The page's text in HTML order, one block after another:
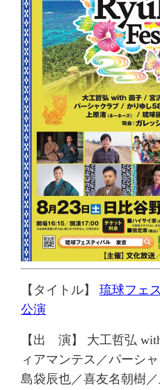
【タイトル】 琉球フェ
公演
【出 演】 大工哲弘
ィアマンテス／パーシ
島袋辰也／喜友名朝樹